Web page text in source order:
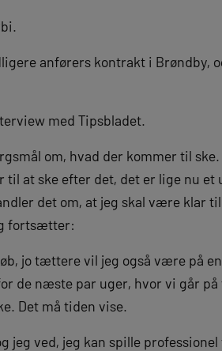
anførers kontrakt i Brøndby,
med Tipsbladet.
om, hvad der kommer til
til at ske efter det, det er lige nu
det om, at jeg skal være klar
fortsætter:
jo tættere vil jeg også være på
de næste par uger, hvor vi går
Det må tiden vise.
jeg ved, jeg kan spille